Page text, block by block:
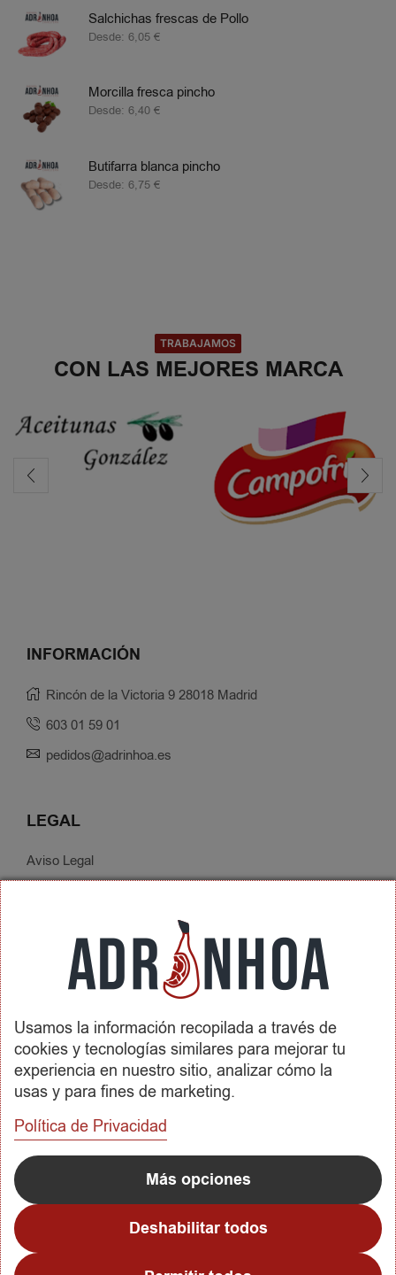
Salchichas frescas de Pollo
Desde: 6,05 €
Morcilla fresca pincho
Desde: 6,40 €
Butifarra blanca pincho
Desde: 6,75 €
TRABAJAMOS
CON LAS MEJORES MARCA
INFORMACIÓN
Rincón de la Victoria 9 28018 Madrid
603 01 59 01
pedidos@adrinhoa.es
LEGAL
Aviso Legal
Condiciones de Contratación
Envíos y Devoluciones
SOBRE ADRINHOA
Conócenos
Contactar
REDES SOCIALES
METODOS DE PAGO
Usamos la información recopilada a través de
cookies y tecnologías similares para mejorar tu
experiencia en nuestro sitio, analizar cómo la
usas y para fines de marketing.
Política de Privacidad
Más opciones
Deshabilitar todos